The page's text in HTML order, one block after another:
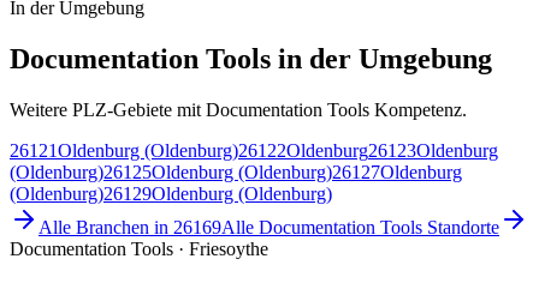
In der Umgebung
Documentation Tools in der Umgebung
Weitere PLZ-Gebiete mit Documentation Tools Kompetenz.
26121Oldenburg (Oldenburg)26122Oldenburg26123Oldenburg
(Oldenburg)26125Oldenburg (Oldenburg)26127Oldenburg
(Oldenburg)26129Oldenburg (Oldenburg)
Alle Branchen in 26169Alle Documentation Tools Standorte
Documentation Tools · Friesoythe